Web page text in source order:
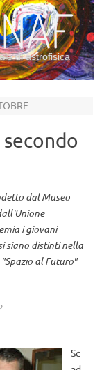
di astrofisica
dal Museo
i giovani
siano distinti nella
al Futuro"
Sc